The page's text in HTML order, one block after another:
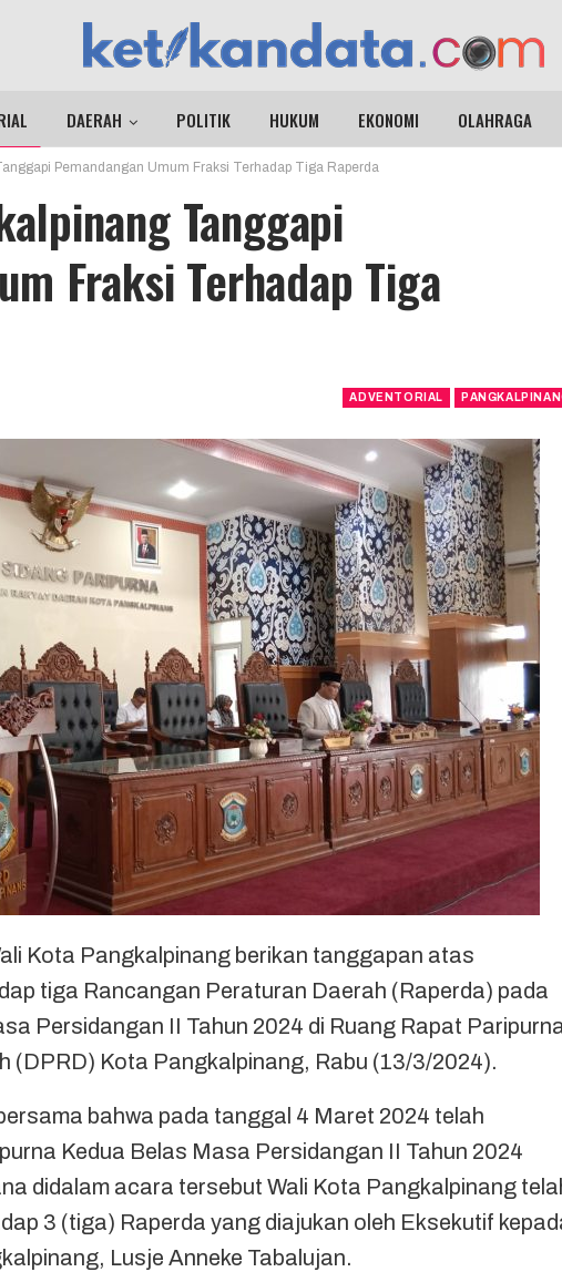
DAERAH POLITIK HUKUM EKONOMI OLAHRAGA
Pemandangan Umum Fraksi Terhadap Tiga Raperda
Tanggapi
Fraksi Terhadap Tiga
ADVENTORIAL
Kota Pangkalpinang berikan tanggapan atas
tiga Rancangan Peraturan Daerah (Raperda) pada
Persidangan II Tahun 2024 di Ruang Rapat
(DPRD) Kota Pangkalpinang, Rabu (13/3/2024).
bahwa pada tanggal 4 Maret 2024 telah
Kedua Belas Masa Persidangan II Tahun 2024
didalam acara tersebut Wali Kota Pangkalpinang
3 (tiga) Raperda yang diajukan oleh Eksekutif
Lusje Anneke Tabalujan.